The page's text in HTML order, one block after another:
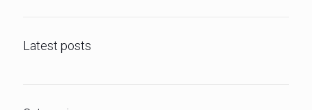
Latest posts